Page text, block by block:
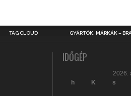
TAG CLOUD GYÁRTÓK, MÁRKÁK –
IDŐGÉP
2026.
h
K s